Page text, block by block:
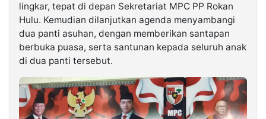
lingkar, tepat di depan Sekretariat MPC PP Rokan
Hulu. Kemudian dilanjutkan agenda menyambangi
dua panti asuhan, dengan memberikan santapan
berbuka puasa, serta santunan kepada seluruh anak
di dua panti tersebut.